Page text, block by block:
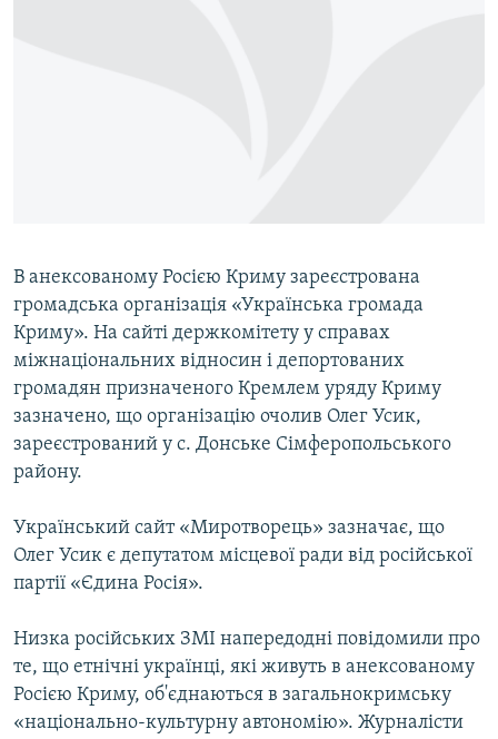
Усі сайти RFE/RL
В анексованому Росією Криму зареєстрована
громадська організація «Українська громада
Криму». На сайті держкомітету у справах
міжнаціональних відносин і депортованих
громадян призначеного Кремлем уряду Криму
зазначено, що організацію очолив Олег Усик,
зареєстрований у с. Донське Сімферопольського
району.
Український сайт «Миротворець» зазначає, що
Олег Усик є депутатом місцевої ради від російської
партії «Єдина Росія».
Низка російських ЗМІ напередодні повідомили про
те, що етнічні українці, які живуть в анексованому
Росією Криму, об'єднаються в загальнокримську
«національно-культурну автономію». Журналісти